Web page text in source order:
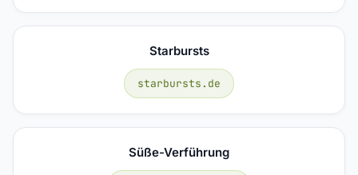
Starbursts
starbursts.de
Süße-Verführung